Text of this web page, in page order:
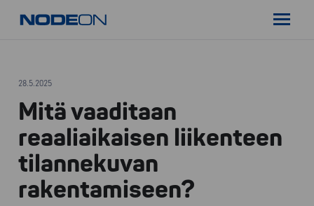
sisältöön
Nodeon
28.5.2025
Mitä vaaditaan
reaaliaikaisen liikenteen
tilannekuvan
rakentamiseen?